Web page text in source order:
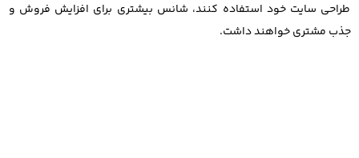
طراحی سایت خود استفاده کنند، شانس بیشتری برای افزایش فروش و
جذب مشتری خواهند داشت.